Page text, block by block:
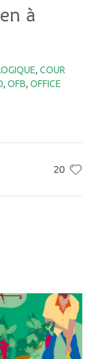
à
, COUR
, OFB, OFFICE
20